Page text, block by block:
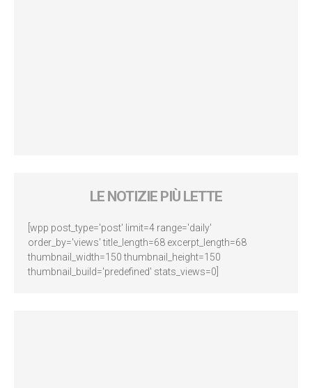
LE NOTIZIE PIÙ LETTE
[wpp post_type='post' limit=4 range='daily'
order_by='views' title_length=68 excerpt_length=68
thumbnail_width=150 thumbnail_height=150
thumbnail_build='predefined' stats_views=0]